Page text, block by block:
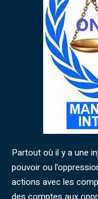
Partout où il y a une
pouvoir ou
actions avec les